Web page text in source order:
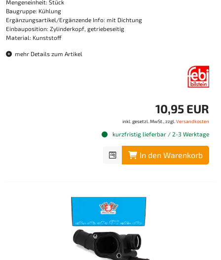
Mengeneinheit: Stück
Baugruppe: Kühlung
Ergänzungsartikel/Ergänzende Info: mit Dichtung
Einbauposition: Zylinderkopf, getriebeseitig
Material: Kunststoff
mehr Details zum Artikel
10,95 EUR
inkl. gesetzl. MwSt., zzgl. Versandkosten
kurzfristig lieferbar / 2-3 Werktage
In den Warenkorb